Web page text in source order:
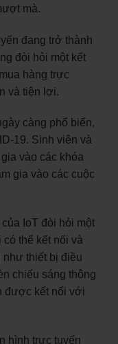
mà.
đang trở thành
đòi hỏi một kết
hàng trực
và tiện lợi.
càng phổ biến,
19. Sinh viên và
vào các khóa
gia vào các cuộc
IoT đòi hỏi một
có thể kết nối và
thiết bị điều
chiếu sáng thông
được kết nối với
hình trực tuyến